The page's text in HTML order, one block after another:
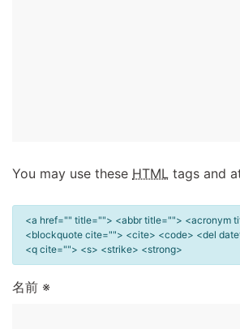
You may use these HTML tags and
<a href="" title=""> <abbr title=""> <acronym
<blockquote cite=""> <cite> <code> <del
<q cite=""> <s> <strike> <strong>
名前 ※